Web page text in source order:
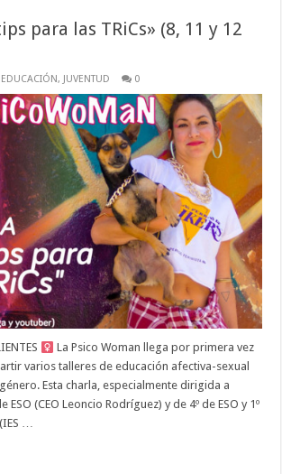
para las TRiCs» (8, 11 y 12
EDUCACIÓN, JUVENTUD 0
La Psico Woman llega por primera vez
varios talleres de educación afectiva-sexual
Esta charla, especialmente dirigida a
ESO (CEO Leoncio Rodríguez) y de 4º de ESO y 1º
…